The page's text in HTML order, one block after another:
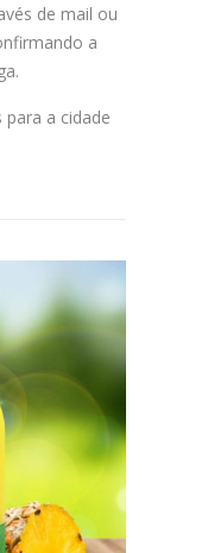
de mail ou
a
para a cidade